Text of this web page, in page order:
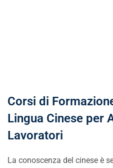
Corsi di
Lingua Cinese per
Lavoratori
La conoscenza del cinese è